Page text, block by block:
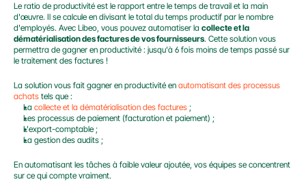
Le ratio de productivité est le rapport entre le temps de travail et la main
d'œuvre. Il se calcule en divisant le total du temps productif par le nombre
d'employés. Avec Libeo, vous pouvez automatiser la collecte et la
dématérialisation des factures de vos fournisseurs. Cette solution vous
permettra de gagner en productivité : jusqu'à 6 fois moins de temps passé sur
le traitement des factures !
La solution vous fait gagner en productivité en automatisant des processus
achats tels que :
La collecte et la dématérialisation des factures ;
Les processus de paiement (facturation et paiement) ;
L'export-comptable ;
La gestion des audits ;
En automatisant les tâches à faible valeur ajoutée, vos équipes se concentrent
sur ce qui compte vraiment.